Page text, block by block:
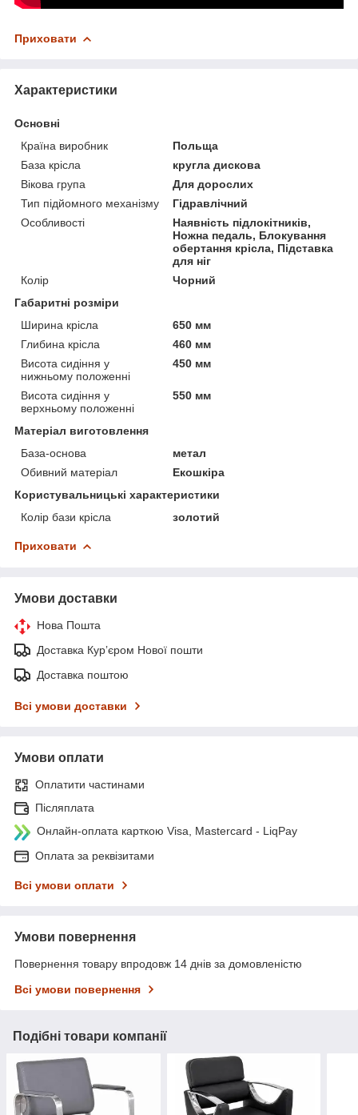
Приховати
Характеристики
Основні
Країна виробник
Польща
База крісла
кругла дискова
Вікова група
Для дорослих
Тип підйомного механізму
Гідравлічний
Особливості
Наявність підлокітників,
Ножна педаль, Блокування
обертання крісла, Підставка
для ніг
Колір
Чорний
Габаритні розміри
Ширина крісла
650 мм
Глибина крісла
460 мм
Висота сидіння у
нижньому положенні
450 мм
Висота сидіння у
верхньому положенні
550 мм
Матеріал виготовлення
База-основа
метал
Обивний матеріал
Екошкіра
Користувальницькі характеристики
Колір бази крісла
золотий
Приховати
Умови доставки
Нова Пошта
Доставка Курʼєром Нової пошти
Доставка поштою
Всі умови доставки
Умови оплати
Оплатити частинами
Післяплата
Онлайн-оплата карткою Visa, Mastercard - LiqPay
Оплата за реквізитами
Всі умови оплати
Умови повернення
Повернення товару впродовж 14 днів за домовленістю
Всі умови повернення
Подібні товари компанії